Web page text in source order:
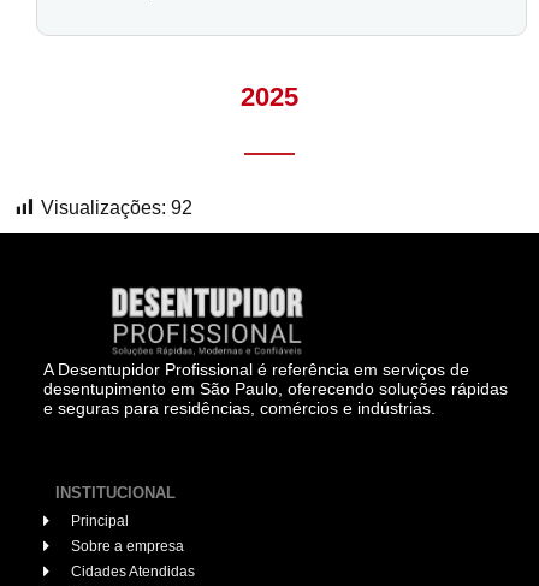
2025
Visualizações: 92
A Desentupidor Profissional é referência em serviços de
desentupimento em São Paulo, oferecendo soluções rápidas
e seguras para residências, comércios e indústrias.
INSTITUCIONAL
Principal
Sobre a empresa
Cidades Atendidas